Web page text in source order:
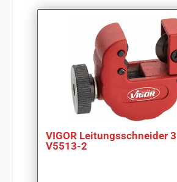
VIGOR Leitungsschneider
V5513-2